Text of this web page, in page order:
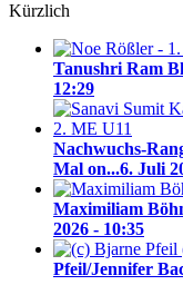
Kürzlich
Tanushri Ram
12:29
Nachwuchs-
Mal on...6. Juli
Maximiliam
2026 - 10:35
Pfeil/Jennifer